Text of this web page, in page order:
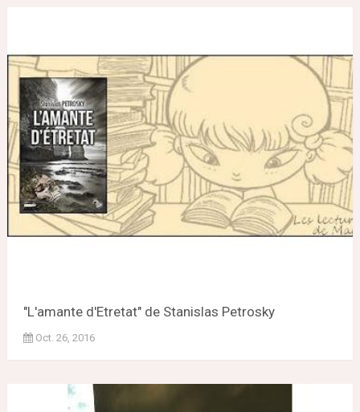
"L'amante d'Etretat" de Stanislas Petrosky
Oct. 26, 2016